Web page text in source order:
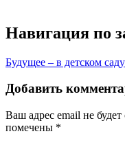
Навигация по
Будущее – в детском
Добавить
Ваш адрес email не
помечены *